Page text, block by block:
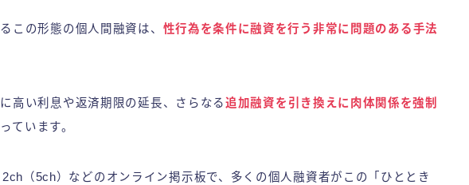
この形態の個人間融資は、 性行為を条件に融資を行う非常に問題のある手法
高い利息や返済期限の延長、さらなる追加融資を引き換えに肉体関係を強制
ています。
（5ch）などのオンライン掲示板で、多くの個人融資者がこの「ひととき